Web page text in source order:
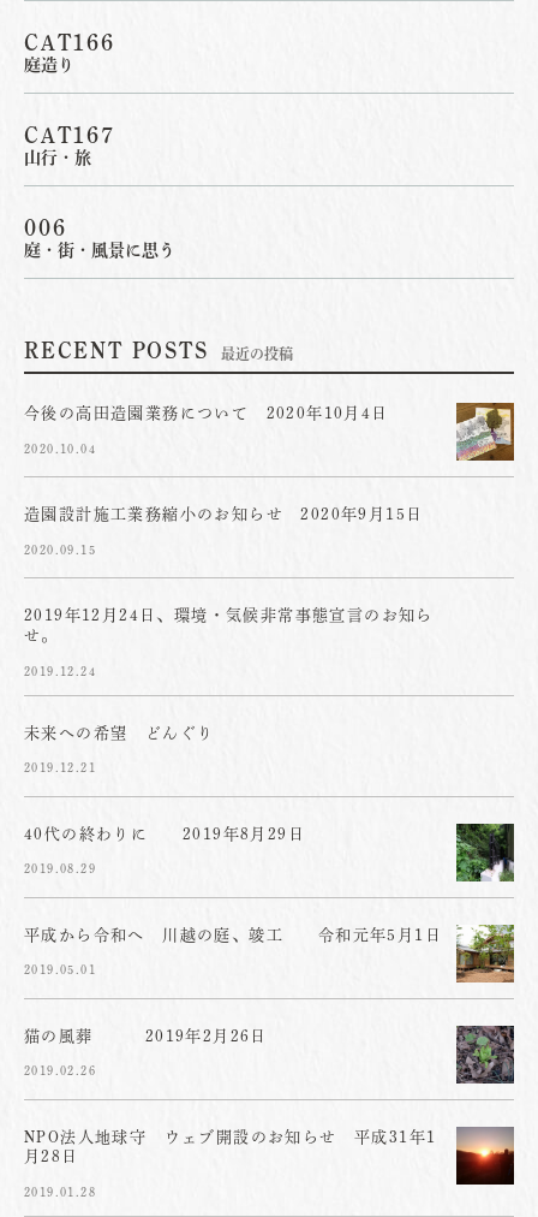
CAT166
庭造り
CAT167
山行・旅
006
庭・街・風景に思う
RECENT POSTS 最近の投稿
今後の高田造園業務について 2020年10月4日
2020.10.04
造園設計施工業務縮小のお知らせ 2020年9月15日
2020.09.15
2019年12月24日、環境・気候非常事態宣言のお知ら
せ。
2019.12.24
未来への希望 どんぐり
2019.12.21
40代の終わりに 2019年8月29日
2019.08.29
平成から令和へ 川越の庭、竣工 令和元年5月1日
2019.05.01
猫の風葬 2019年2月26日
2019.02.26
NPO法人地球守 ウェブ開設のお知らせ 平成31年1
月28日
2019.01.28